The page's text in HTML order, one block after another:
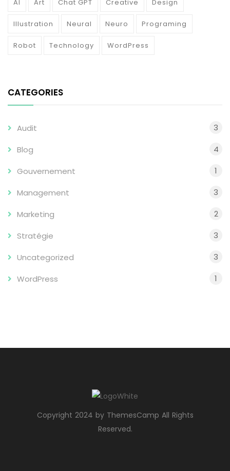
AI Art Chat GPT Creative Design
Illustration Neural Neuro Programing
Robot Technology WordPress
CATEGORIES
Audit 3
Blog 4
Gouvernement 1
Management 3
Marketing 2
Stratégie 3
Uncategorized 3
WordPress 1
Copyright 2024 by ThemesCamp All Rights
Reserved.